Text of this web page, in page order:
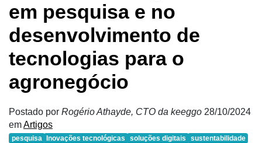
em pesquisa e no
desenvolvimento de
tecnologias para o
agronegócio
Postado por Rogério Athayde, CTO da keeggo 28/10/2024
emArtigos
pesquisa Inovações tecnológicas soluções digitais
sustentabilidade